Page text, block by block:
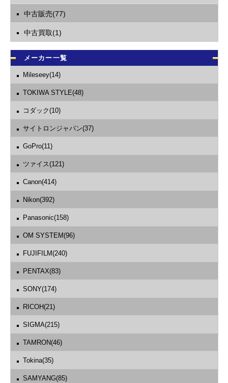
中古販売(77)
中古買取(1)
メーカー一覧
Mileseey(14)
TOKIWA STYLE(48)
コダック(10)
サイトロンジャパン(37)
GoPro(11)
ツァイス(121)
Canon(414)
Nikon(392)
Panasonic(158)
OM SYSTEM(96)
FUJIFILM(240)
PENTAX(83)
SONY(174)
RICOH(21)
SIGMA(215)
TAMRON(46)
Tokina(35)
SAMYANG(85)